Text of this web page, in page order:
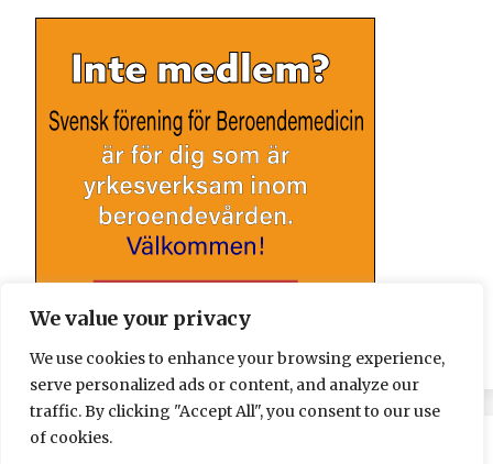
We value your privacy
We use cookies to enhance your browsing experience,
serve personalized ads or content, and analyze our
traffic. By clicking "Accept All", you consent to our use
of cookies.